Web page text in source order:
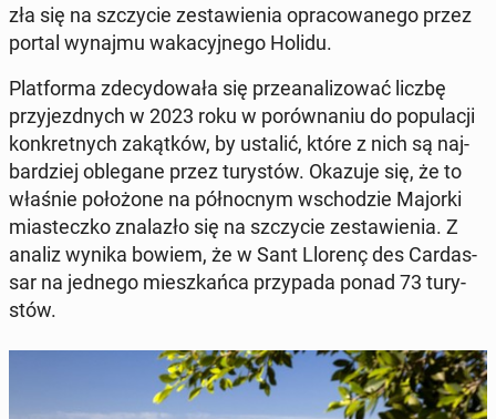
zła się na szczy­cie ze­sta­wie­nia opra­co­wa­ne­go przez
portal wynajmu wa­ka­cyj­ne­go Holidu.
Plat­for­ma zde­cy­do­wa­ła się prze­ana­li­zo­wać liczbę
przy­jezd­nych w 2023 roku w po­rów­na­niu do po­pu­la­cji
kon­kret­nych za­kąt­ków, by ustalić, które z nich są naj­
bar­dziej ob­le­ga­ne przez tu­ry­stów. Okazuje się, że to
właśnie po­ło­żo­ne na pół­noc­nym wscho­dzie Majorki
mia­stecz­ko zna­la­zło się na szczy­cie ze­sta­wie­nia. Z
analiz wynika bowiem, że w Sant Llorenç des Car­das­
sar na jednego miesz­kań­ca przy­pa­da ponad 73 tu­ry­
stów.